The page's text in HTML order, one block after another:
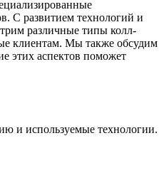
С развитием технологий и
различные типы колл-
клиентам. Мы также обсудим
этих аспектов поможет
и используемые технологии.